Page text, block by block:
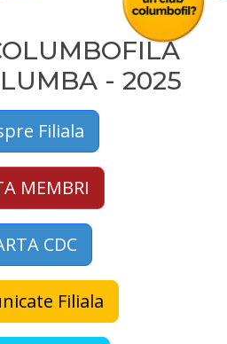
- 2025
Filiala
MEMBRI
CDC
Filiala